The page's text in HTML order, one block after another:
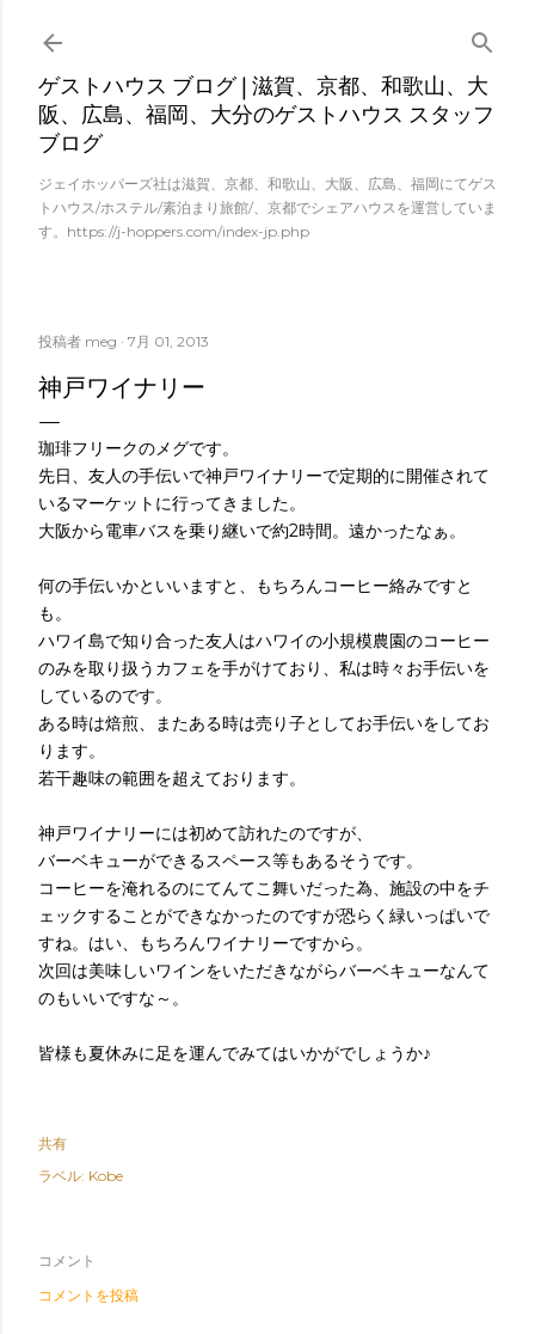
スキップしてメイン コンテンツに移動
ゲストハウス ブログ | 滋賀、京都、和歌山、大
阪、広島、福岡、大分のゲストハウス スタッフ
ブログ
ジェイホッパーズ社は滋賀、京都、和歌山、大阪、広島、福岡にてゲス
トハウス/ホステル/素泊まり旅館/、京都でシェアハウスを運営していま
す。https://j-hoppers.com/index-jp.php
投稿者 meg 7月 01, 2013
神戸ワイナリー
珈琲フリークのメグです。
先日、 友人の手伝いで神戸ワイナリーで定期的に開催されて
いるマーケッ トに行ってきました。
大阪から電車バスを乗り継いで約2時間。遠かったなぁ。
何の手伝いかといいますと、もちろんコーヒー絡みですと
も。
ハワイ島で知り合った友人はハワイの小規模農園のコーヒー
のみを取り扱うカフェを手がけており、 私は時々お手伝いを
しているのです。
ある時は焙煎、
またある時は売り子としてお手伝いをしてお
ります。
若干趣味の範囲を超えております。
神戸ワイナリーには初めて訪れたのですが、
バーベキューができるスペース等もあるそうです。
コーヒーを淹れるのにてんてこ舞いだった為、 施設の中をチ
ェックすることができなかったのですが恐らく緑いっぱいで
すね。はい、もちろんワイナリーですから。
次回は美味しいワインをいただきながらバーベキューなんて
のもいいですな～。
皆様も夏休みに足を運んでみてはいかがでしょうか♪
共有
ラベル: Kobe
コメント
コメントを投稿